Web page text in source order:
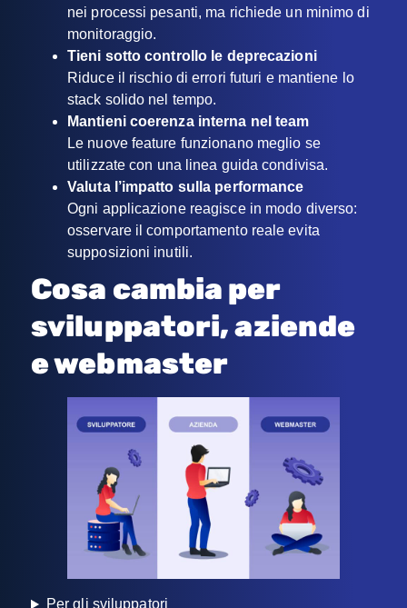
nei processi pesanti, ma richiede un minimo di
monitoraggio.
Tieni sotto controllo le deprecazioni
Riduce il rischio di errori futuri e mantiene lo
stack solido nel tempo.
Mantieni coerenza interna nel team
Le nuove feature funzionano meglio se
utilizzate con una linea guida condivisa.
Valuta l’impatto sulla performance
Ogni applicazione reagisce in modo diverso:
osservare il comportamento reale evita
supposizioni inutili.
Cosa cambia per
sviluppatori, aziende
e webmaster
Per gli sviluppatori